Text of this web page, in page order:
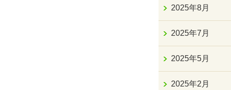
2025年8月
2025年7月
2025年5月
2025年2月